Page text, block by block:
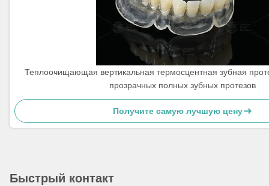
Теплоочищающая вертикальная термосцентная зубная
прозрачных полных зубных протезов
Получите самую лучшую цену
Быстрый контакт